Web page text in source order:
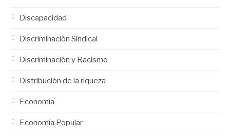
Discapacidad
Discriminación Sindical
Discriminación y Racismo
Distribución de la riqueza
Economía
Economía Popular